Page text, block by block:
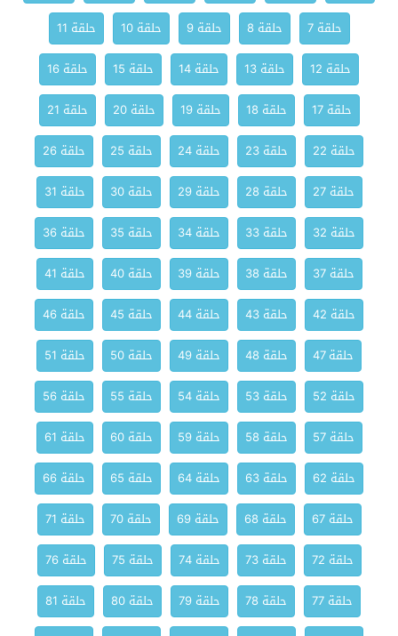
حلقة 7
حلقة 8 حلقة 9 حلقة 10
حلقة 11
حلقة 12
حلقة 13 حلقة 14 حلقة 15
حلقة 16
حلقة 17
حلقة 18 حلقة 19 حلقة 20
حلقة 21
حلقة 22
حلقة 23 حلقة 24 حلقة 25
حلقة 26
حلقة 27
حلقة 28 حلقة 29 حلقة 30
حلقة 31
حلقة 32
حلقة 33 حلقة 34 حلقة 35
حلقة 36
حلقة 37
حلقة 38 حلقة 39 حلقة 40
حلقة 41
حلقة 42
حلقة 43 حلقة 44 حلقة 45
حلقة 46
حلقة 47
حلقة 48 حلقة 49 حلقة 50
حلقة 51
حلقة 52
حلقة 53 حلقة 54 حلقة 55
حلقة 56
حلقة 57
حلقة 58 حلقة 59 حلقة 60
حلقة 61
حلقة 62
حلقة 63 حلقة 64 حلقة 65
حلقة 66
حلقة 67
حلقة 68 حلقة 69 حلقة 70
حلقة 71
حلقة 72
حلقة 73 حلقة 74 حلقة 75
حلقة 76
حلقة 77
حلقة 78 حلقة 79 حلقة 80
حلقة 81